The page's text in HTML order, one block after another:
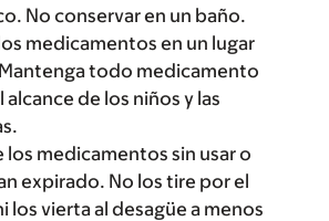
No conservar en un baño.
medicamentos en un lugar
todo medicamento
alcance de los niños y las
los medicamentos sin usar o
expirado. No los tire por el
los vierta al desagüe a menos